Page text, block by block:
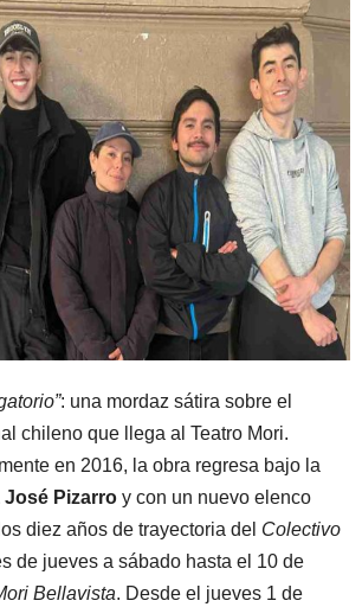
: una mordaz sátira sobre el
chileno que llega al Teatro Mori.
en 2016, la obra regresa bajo la
José Pizarro y con un nuevo elenco
diez años de trayectoria del Colectivo
de jueves a sábado hasta el 10 de
Bellavista. Desde el jueves 1 de